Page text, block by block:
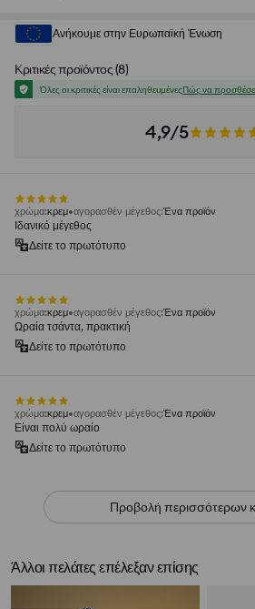
Ανήκουμε στην Ευρωπαϊκή Ένωση
Κριτικές προϊόντος(8)
Όλες οι κριτικές είναι επαληθευμένεςΠώς να
4,9/5
χρώμα:κρεμ αγορασθέν μέγεθος:Ένα προϊόν
Ιδανικό μέγεθος
Δείτε το πρωτότυπο
χρώμα:κρεμ αγορασθέν μέγεθος:Ένα προϊόν
Ωραία τσάντα, πρακτική
Δείτε το πρωτότυπο
χρώμα:κρεμ αγορασθέν μέγεθος:Ένα προϊόν
Είναι πολύ ωραίο
Δείτε το πρωτότυπο
Προβολή περισσότερων
Άλλοι πελάτες επέλεξαν επίσης